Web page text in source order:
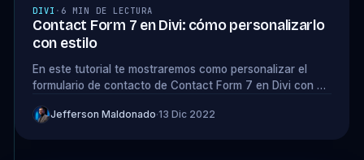
DIVI · 6 MIN DE LECTURA
Contact Form 7 en Divi: cómo personalizarlo
con estilo
En este tutorial te mostraremos como personalizar el
formulario de contacto de Contact Form 7 en Divi con un
Jefferson Maldonado·13 Dic 2022